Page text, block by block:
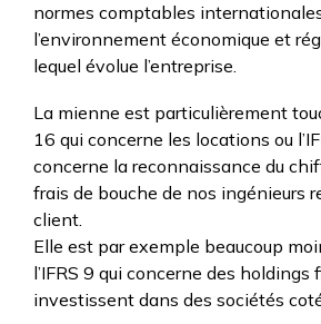
normes comptables
l’environnement économique et
lequel évolue l’entreprise.
La mienne est particulièrement
16 qui concerne les locations ou
concerne la reconnaissance du
frais de bouche de nos ingénieurs
client.
Elle est par exemple beaucoup
l’IFRS 9 qui concerne des holdings
investissent dans des sociétés